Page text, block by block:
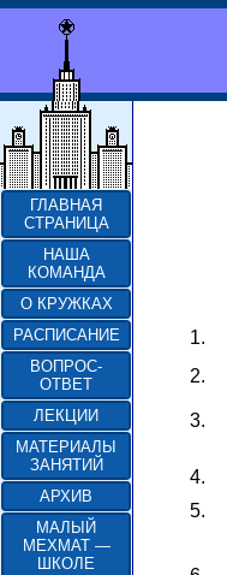
ГЛАВНАЯ
СТРАНИЦА
НАША
КОМАНДА
О КРУЖКАХ
РАСПИСАНИЕ
ВОПРОС-
ОТВЕТ
ЛЕКЦИИ
МАТЕРИАЛЫ
ЗАНЯТИЙ
АРХИВ
МАЛЫЙ
МЕХМАТ —
ШКОЛЕ
1.
2.
3.
4.
5.